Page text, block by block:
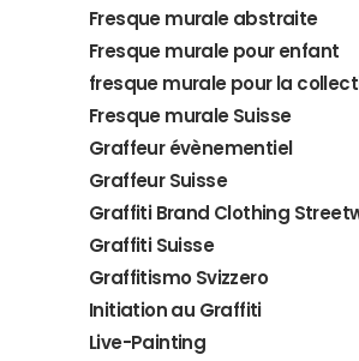
Fresque murale abstraite
Fresque murale pour enfant
fresque murale pour la
Fresque murale Suisse
Graffeur évènementiel
Graffeur Suisse
Graffiti Brand Clothing
Graffiti Suisse
Graffitismo Svizzero
Initiation au Graffiti
Live-Painting